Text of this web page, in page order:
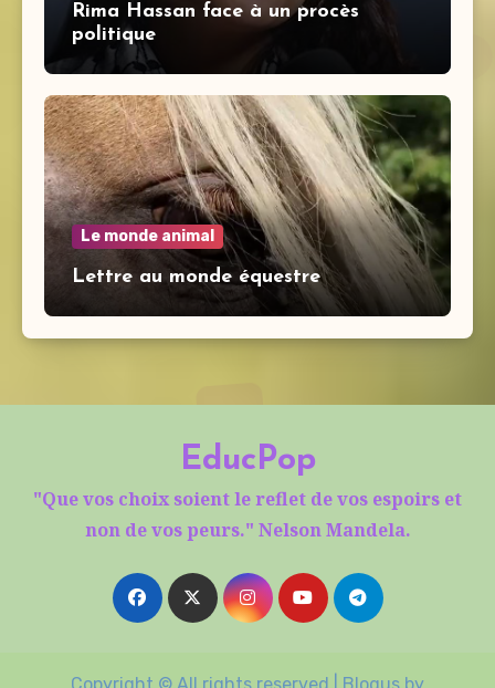
Rima Hassan face à un procès
politique
Le monde animal
Lettre au monde équestre
EducPop
"Que vos choix soient le reflet de vos espoirs et
non de vos peurs." Nelson Mandela.